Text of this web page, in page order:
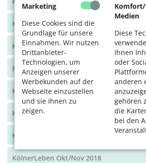
Marketing
Diese Cookies sind die
Grundlage für unsere
Einnahmen. Wir nutzen
Drittanbieter-
Technologien, um
Anzeigen unserer
Werbekunden auf der
Webseite einzustellen
und sie Ihnen zu
zeigen.
Medien
Diese
Ihnen
oder
anderen
gehören
die
bei den
KölnerLeben Okt/Nov 19
KölnerLeben Aug/Sept 2019
KölnerLeben Juni/Juli 2019
KölnerLeben April/Mai 2019
KölnerLeben Feb/März 2019
KölnerLeben Dez 18/Jan 19
KölnerLeben Okt/Nov 2018